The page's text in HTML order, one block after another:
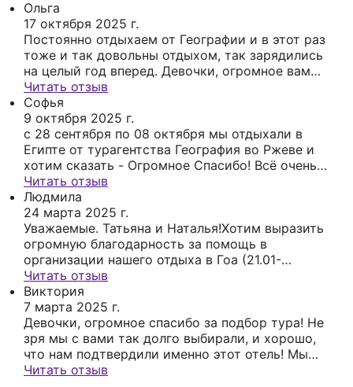
лежаками также 😄😄 А ещё был ночной ужин,
даже можно нормально поесть, прям овощи,
мясо, гарнир, чай, кофе, бар. Мы просто
вернулись отдохнувшие и довольные.
Ольга
17 октября 2025 г.
Постоянно отдыхаем от Географии и в этот раз
тоже и так довольны отдыхом, так зарядились
на целый год вперед. Девочки, огромное вам
спасибо: за подбор, сопровождение (если рейсы
менялись, всегда оповещали). Море и пляж
великолепны. Места на пляже были всегда.
Отель и территория большие. Номер был на 6
этаже небольшой, балкон большой с видом на
море. Еда разная, всё виды мяса, из
морепродуктов жаренная рыба. Очень много
турок, поляков и немцев, русских мало -
немножко отдохнули от наших. Обязательно, как
всегда, на следующий год к Вам.
Читать отзыв
Софья
9 октября 2025 г.
с 28 сентября по 08 октября мы отдыхали в
Египте от турагентства География во Ржеве и
хотим сказать - Огромное Спасибо! Всё очень
понравилось. Отель нам нравится, очень рады
что доверились вам ❤️
Читать отзыв
Людмила
24 марта 2025 г.
Уважаемые. Татьяна и Наталья!Хотим выразить
огромную благодарность за помощь в
организации нашего отдыха в Гоа (21.01-
01.02.2025) Вы учли все наши пожелания, и мы
прекрасно провели время, не столкнувшись ни с
какими проблемами. Спасибо за ваш
профессионализм и внимательное отношение к
клиентам! Мы обязательно обратимся к вам
снова!»🌺🌺🌺👍🏼👍🏼👍🏼Людмила,Вадим,Оксана.
Читать отзыв
Виктория
7 марта 2025 г.
Девочки, огромное спасибо за подбор тура! Не
зря мы с вами так долго выбирали, и хорошо,
что нам подтвердили именно этот отель! Мы
жили в настоящих джунглях😍 С обезьянами,
Читать отзыв